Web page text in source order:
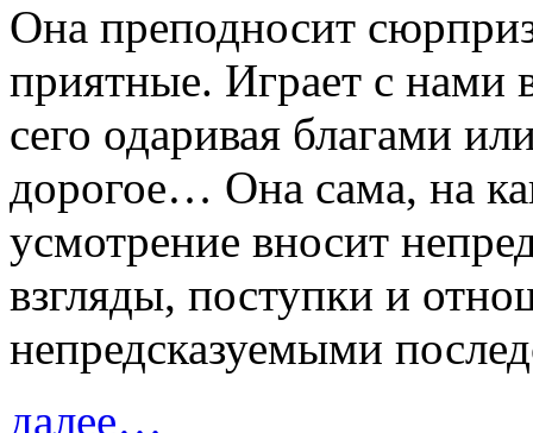
Она преподносит
приятные. Играет с нами
сего одаривая благами
дорогое… Она сама, на
усмотрение вносит
взгляды, поступки и
непредсказуемыми
далее…